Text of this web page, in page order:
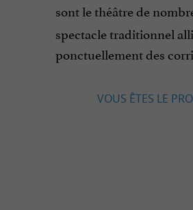
sont le théâtre de
spectacle traditionnel
ponctuellement des
VOUS ÊTES LE